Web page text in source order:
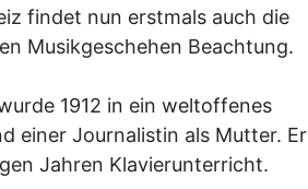
findet nun erstmals auch die
Musikgeschehen Beachtung.
1912 in ein weltoffenes
einer Journalistin als Mutter. Er
Jahren Klavierunterricht.